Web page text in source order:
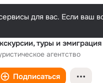
для вас. Если ваш
туры и
агентство
Подписаться